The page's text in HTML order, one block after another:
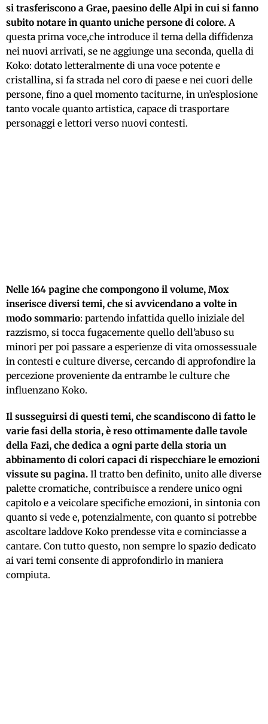
si trasferiscono a Grae, paesino delle Alpi in cui si fanno
subito notare in quanto uniche persone di colore. A
questa prima voce,che introduce il tema della diffidenza
nei nuovi arrivati, se ne aggiunge una seconda, quella di
Koko: dotato letteralmente di una voce potente e
cristallina, si fa strada nel coro di paese e nei cuori delle
persone, fino a quel momento taciturne, in un’esplosione
tanto vocale quanto artistica, capace di trasportare
personaggi e lettori verso nuovi contesti.
Nelle 164 pagine che compongono il volume, Mox
inserisce diversi temi, che si avvicendano a volte in
modo sommario: partendo infattida quello iniziale del
razzismo, si tocca fugacemente quello dell’abuso su
minori per poi passare a esperienze di vita omossessuale
in contesti e culture diverse, cercando di approfondire la
percezione proveniente da entrambe le culture che
influenzano Koko.
Il susseguirsi di questi temi, che scandiscono di fatto le
varie fasi della storia, è reso ottimamente dalle tavole
della Fazi, che dedica a ogni parte della storia un
abbinamento di colori capaci di rispecchiare le emozioni
vissute su pagina. Il tratto ben definito, unito alle diverse
palette cromatiche, contribuisce a rendere unico ogni
capitolo e a veicolare specifiche emozioni, in sintonia con
quanto si vede e, potenzialmente, con quanto si potrebbe
ascoltare laddove Koko prendesse vita e cominciasse a
cantare. Con tutto questo, non sempre lo spazio dedicato
ai vari temi consente di approfondirlo in maniera
compiuta.